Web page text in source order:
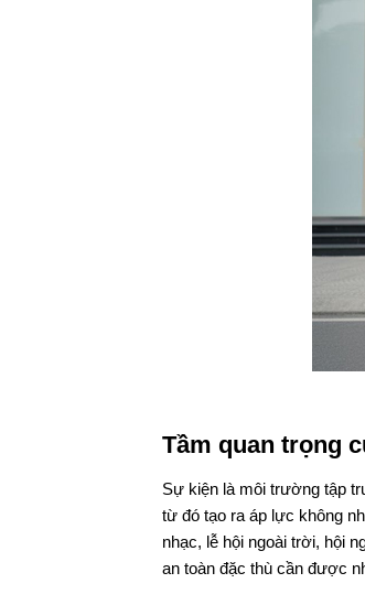
Tầm quan trọng
Sự kiện là môi trường tập
từ đó tạo ra áp lực không
nhạc, lễ hội ngoài trời, hội
an toàn đặc thù cần được